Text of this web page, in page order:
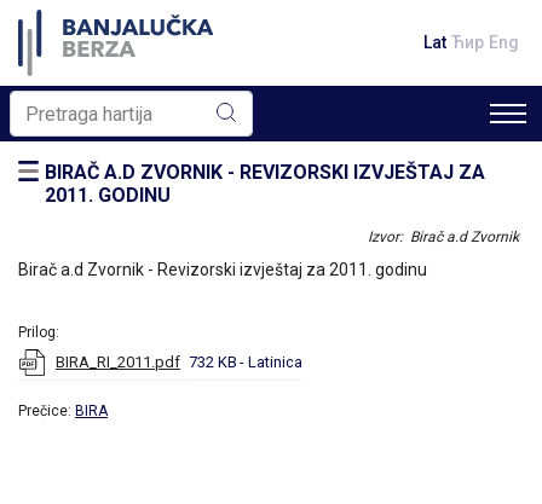
Lat Ћир Eng
BIRAČ A.D ZVORNIK - REVIZORSKI IZVJEŠTAJ ZA
2011. GODINU
Izvor: Birač a.d Zvornik
Birač a.d Zvornik - Revizorski izvještaj za 2011. godinu
Prilog:
BIRA_RI_2011.pdf 732 KB - Latinica
Prečice: BIRA